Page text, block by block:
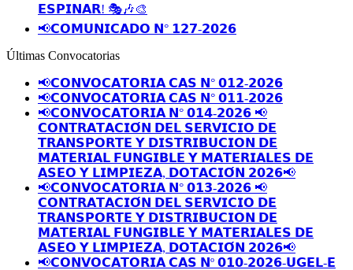
𝗘𝗦𝗣𝗜𝗡𝗔𝗥! 🎭🎶🎨
📢𝗖𝗢𝗠𝗨𝗡𝗜𝗖𝗔𝗗𝗢 𝗡° 𝟭𝟮𝟳-𝟮𝟬𝟮𝟲
Últimas Convocatorias
📢𝗖𝗢𝗡𝗩𝗢𝗖𝗔𝗧𝗢𝗥𝗜𝗔 𝗖𝗔𝗦 𝗡° 𝟬𝟭𝟮-𝟮𝟬𝟮𝟲
📢𝗖𝗢𝗡𝗩𝗢𝗖𝗔𝗧𝗢𝗥𝗜𝗔 𝗖𝗔𝗦 𝗡° 𝟬𝟭𝟭-𝟮𝟬𝟮𝟲
📢𝗖𝗢𝗡𝗩𝗢𝗖𝗔𝗧𝗢𝗥𝗜𝗔 𝗡° 𝟬𝟭𝟰-𝟮𝟬𝟮𝟲 📢
𝗖𝗢𝗡𝗧𝗥𝗔𝗧𝗔𝗖𝗜𝗢́𝗡 𝗗𝗘𝗟 𝗦𝗘𝗥𝗩𝗜𝗖𝗜𝗢 𝗗𝗘
𝗧𝗥𝗔𝗡𝗦𝗣𝗢𝗥𝗧𝗘 𝗬 𝗗𝗜𝗦𝗧𝗥𝗜𝗕𝗨𝗖𝗜𝗢𝗡 𝗗𝗘
𝗠𝗔𝗧𝗘𝗥𝗜𝗔𝗟 𝗙𝗨𝗡𝗚𝗜𝗕𝗟𝗘 𝗬 𝗠𝗔𝗧𝗘𝗥𝗜𝗔𝗟𝗘𝗦 𝗗𝗘
𝗔𝗦𝗘𝗢 𝗬 𝗟𝗜𝗠𝗣𝗜𝗘𝗭𝗔, 𝗗𝗢𝗧𝗔𝗖𝗜𝗢́𝗡 𝟮𝟬𝟮𝟲📢
📢𝗖𝗢𝗡𝗩𝗢𝗖𝗔𝗧𝗢𝗥𝗜𝗔 𝗡° 𝟬𝟭𝟯-𝟮𝟬𝟮𝟲 📢
𝗖𝗢𝗡𝗧𝗥𝗔𝗧𝗔𝗖𝗜𝗢́𝗡 𝗗𝗘𝗟 𝗦𝗘𝗥𝗩𝗜𝗖𝗜𝗢 𝗗𝗘
𝗧𝗥𝗔𝗡𝗦𝗣𝗢𝗥𝗧𝗘 𝗬 𝗗𝗜𝗦𝗧𝗥𝗜𝗕𝗨𝗖𝗜𝗢𝗡 𝗗𝗘
𝗠𝗔𝗧𝗘𝗥𝗜𝗔𝗟 𝗙𝗨𝗡𝗚𝗜𝗕𝗟𝗘 𝗬 𝗠𝗔𝗧𝗘𝗥𝗜𝗔𝗟𝗘𝗦 𝗗𝗘
𝗔𝗦𝗘𝗢 𝗬 𝗟𝗜𝗠𝗣𝗜𝗘𝗭𝗔, 𝗗𝗢𝗧𝗔𝗖𝗜𝗢́𝗡 𝟮𝟬𝟮𝟲📢
📢𝗖𝗢𝗡𝗩𝗢𝗖𝗔𝗧𝗢𝗥𝗜𝗔 𝗖𝗔𝗦 𝗡º 𝟬𝟭𝟬-𝟮𝟬𝟮𝟲-𝗨𝗚𝗘𝗟-𝗘